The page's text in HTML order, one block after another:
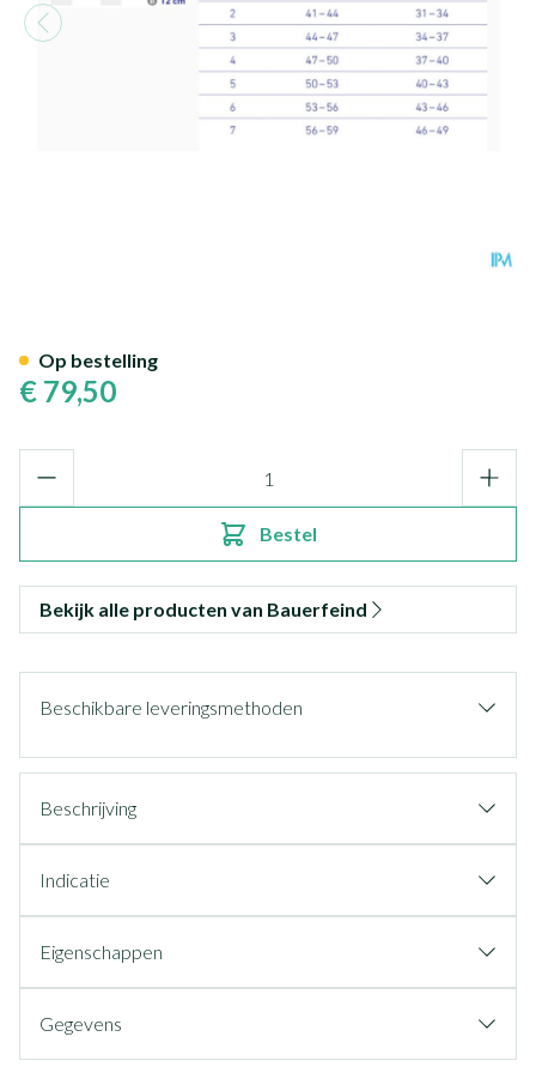
€ 79,50
Bestel
Op bestelling
Bekijk alle producten van Bauerfeind
Beschikbare leveringsmethoden
Beschrijving
Indicatie
Eigenschappen
Gegevens